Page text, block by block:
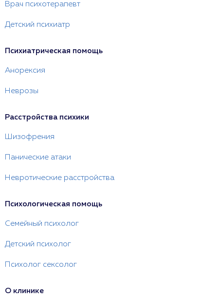
Врач психотерапевт
Детский психиатр
Психиатрическая помощь
Анорексия
Неврозы
Расстройства психики
Шизофрения
Панические атаки
Невротические расстройства
Психологическая помощь
Семейный психолог
Детский психолог
Психолог сексолог
О клинике